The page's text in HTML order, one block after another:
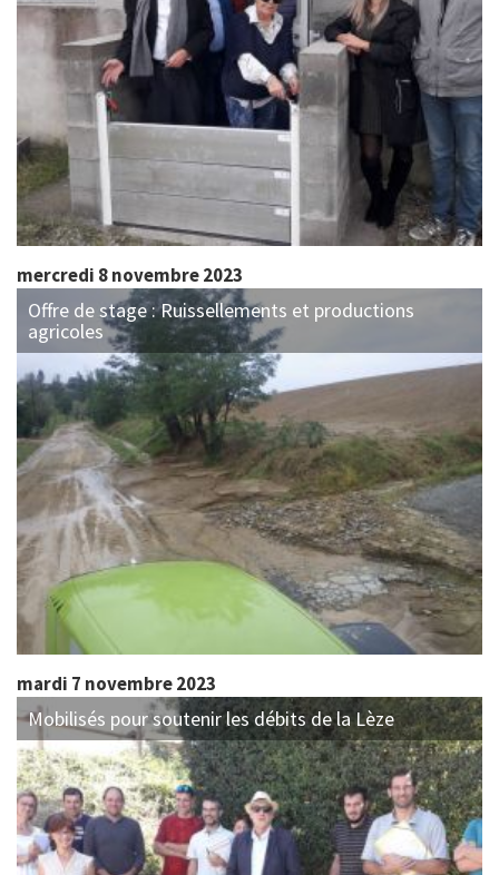
mercredi 8 novembre 2023
Offre de stage : Ruissellements et productions
agricoles
mardi 7 novembre 2023
Mobilisés pour soutenir les débits de la Lèze